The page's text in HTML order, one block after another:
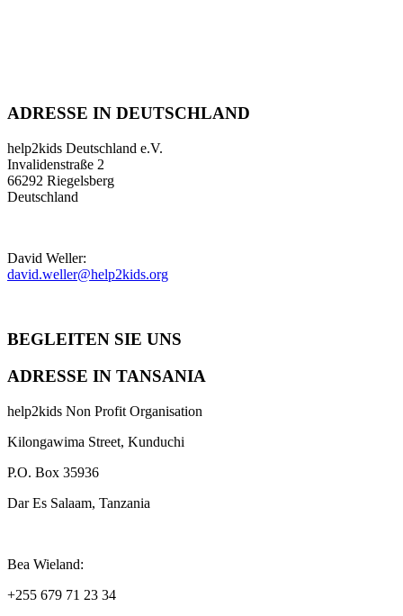
ADRESSE IN DEUTSCHLAND
help2kids Deutschland e.V.
Invalidenstraße 2
66292 Riegelsberg
Deutschland
David Weller:
david.weller@help2kids.org
BEGLEITEN SIE UNS
ADRESSE IN TANSANIA
help2kids Non Profit Organisation
Kilongawima Street, Kunduchi
P.O. Box 35936
Dar Es Salaam, Tanzania
Bea Wieland:
+255 679 71 23 34